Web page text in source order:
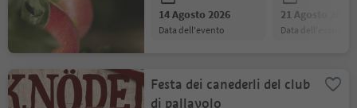
14 Agosto 2026
data dell'evento
21 Agosto 2026
data dell'evento
Festa dei canederli del club
di pallavolo